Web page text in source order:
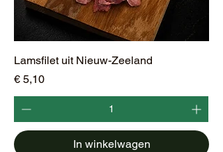
Lamsfilet uit Nieuw-Zeeland
Prijs
€ 5,10
In winkelwagen